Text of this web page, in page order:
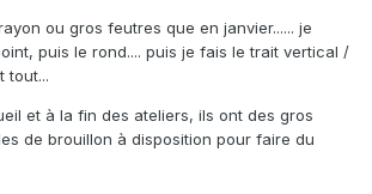
ou gros feutres que en janvier...... je
puis le rond.... puis je fais le trait vertical /
tout...
et à la fin des ateliers, ils ont des gros
de brouillon à disposition pour faire du